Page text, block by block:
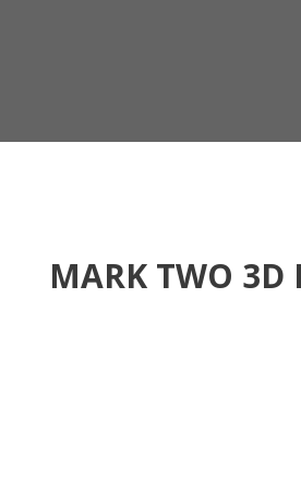
MARK TWO 3D